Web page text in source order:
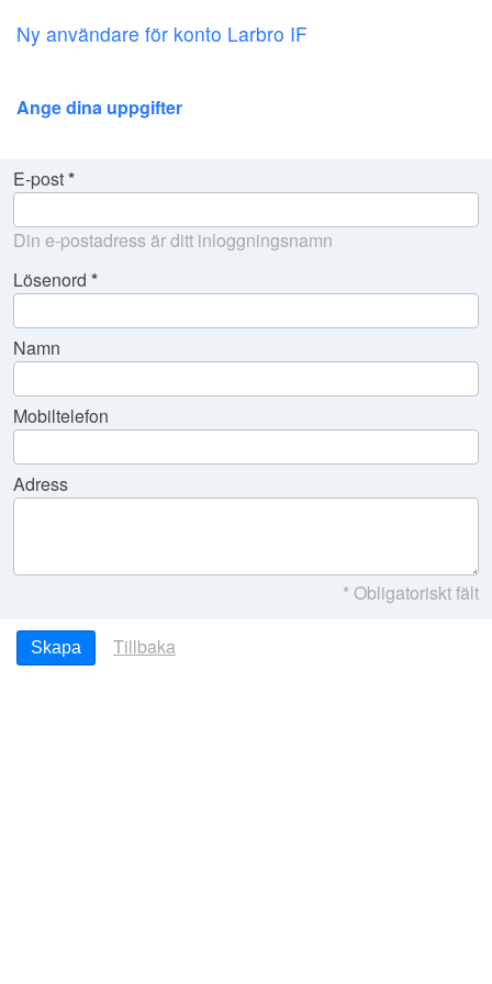
Ny användare för konto Larbro IF
Ange dina uppgifter
E-post
Din e-postadress är ditt inloggningsnamn
Lösenord
Namn
Mobiltelefon
Adress
* Obligatoriskt fält
Tillbaka